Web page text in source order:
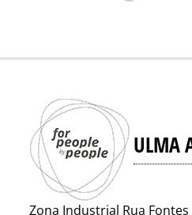
ULMA
Zona Industrial Rua